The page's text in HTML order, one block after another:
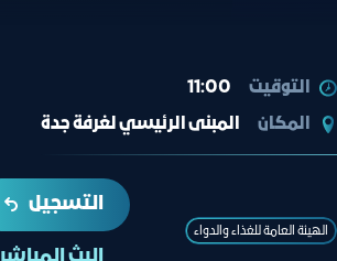
التوقيت
11:00
المكان
المبنى الرئيسي لغرفة جدة
الهيئة العامة للغذاء والدواء
التسجيل